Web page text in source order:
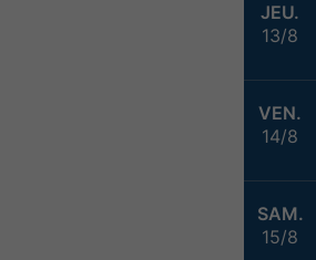
JEU.
13/8
VEN.
14/8
SAM.
15/8